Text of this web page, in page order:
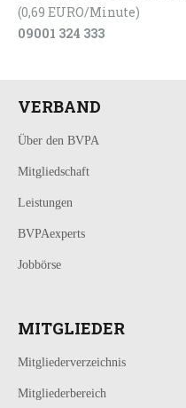
(0,69 EURO/Minute)
09001 324 333
VERBAND
Über den BVPA
Mitgliedschaft
Leistungen
BVPAexperts
Jobbörse
MITGLIEDER
Mitgliederverzeichnis
Mitgliederbereich